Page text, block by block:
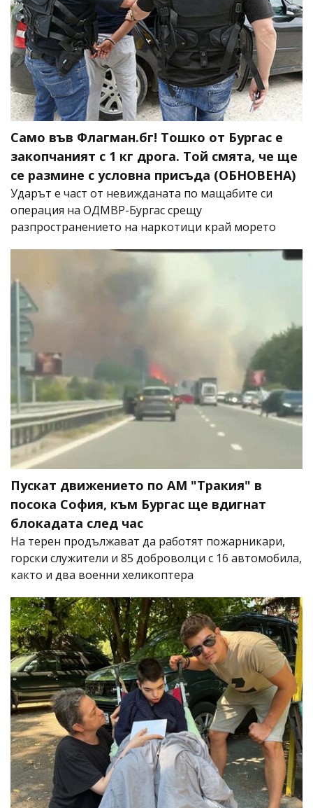
Само във Флагман.бг! Тошко от Бургас е
закопчаният с 1 кг дрога. Той смята, че ще
се размине с условна присъда (ОБНОВЕНА)
Ударът е част от невижданата по мащабите си
операция на ОДМВР-Бургас срещу
разпространението на наркотици край морето
Пускат движението по АМ "Тракия" в
посока София, към Бургас ще вдигнат
блокадата след час
На терен продължават да работят пожарникари,
горски служители и 85 доброволци с 16 автомобила,
както и два военни хеликоптера